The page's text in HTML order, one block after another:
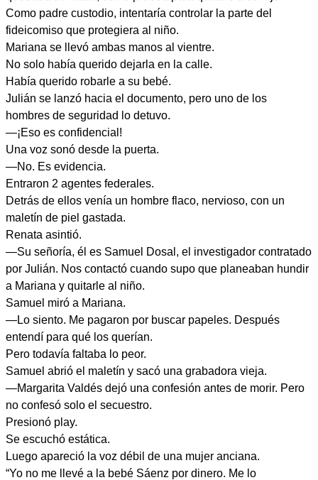
Como padre custodio, intentaría controlar la parte del
fideicomiso que protegiera al niño.
Mariana se llevó ambas manos al vientre.
No solo había querido dejarla en la calle.
Había querido robarle a su bebé.
Julián se lanzó hacia el documento, pero uno de los
hombres de seguridad lo detuvo.
—¡Eso es confidencial!
Una voz sonó desde la puerta.
—No. Es evidencia.
Entraron 2 agentes federales.
Detrás de ellos venía un hombre flaco, nervioso, con un
maletín de piel gastada.
Renata asintió.
—Su señoría, él es Samuel Dosal, el investigador contratado
por Julián. Nos contactó cuando supo que planeaban hundir
a Mariana y quitarle al niño.
Samuel miró a Mariana.
—Lo siento. Me pagaron por buscar papeles. Después
entendí para qué los querían.
Pero todavía faltaba lo peor.
Samuel abrió el maletín y sacó una grabadora vieja.
—Margarita Valdés dejó una confesión antes de morir. Pero
no confesó solo el secuestro.
Presionó play.
Se escuchó estática.
Luego apareció la voz débil de una mujer anciana.
“Yo no me llevé a la bebé Sáenz por dinero. Me lo